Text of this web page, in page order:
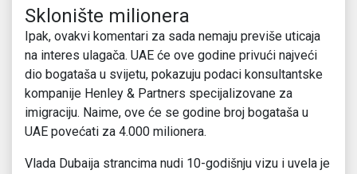
Sklonište milionera
Ipak, ovakvi komentari za sada nemaju previše uticaja
na interes ulagača. UAE će ove godine privući najveći
dio bogataša u svijetu, pokazuju podaci konsultantske
kompanije Henley & Partners specijalizovane za
imigraciju. Naime, ove će se godine broj bogataša u
UAE povećati za 4.000 milionera.
Vlada Dubaija strancima nudi 10-godišnju vizu i uvela je